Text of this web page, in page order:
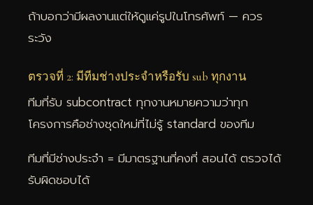
ถ้าบอกว่ามีผลงานแต่ให้ดูแค่รูปในโทรศัพท์ — ควร
ระวัง
ตรวจที่ 2: มีทีมช่างประจำหรือรับ sub ทุกงาน
ทีมที่รับ subcontract ทุกงานหมายความว่าทุก
โครงการคือช่างชุดใหม่ที่ไม่รู้ standard ของทีม
ทีมที่มีช่างประจำ = มีมาตรฐานที่คงที่ สอนได้ ตรวจได้
รับผิดชอบได้